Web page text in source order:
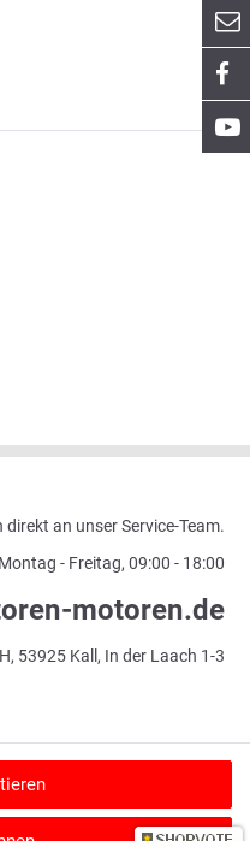
direkt an unser Service-Team.
Montag - Freitag, 09:00 - 18:00
motoren.de
53925 Kall, In der Laach 1-3
auf SHOPVOTE